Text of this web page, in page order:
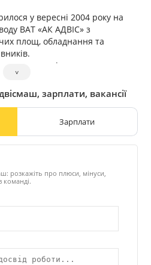
у вересні 2004 року на
ВАТ «АК АДВІС» з
площ, обладнання та
нашого підприємства
ремонтно-механічний завод»
нестандартного
чавунного та сталевого лиття.
дозволяє виконати
операції та термічну
класом точності.
та вдосконалювати
щоб максимально
Замовників у своєчасному
запчастин, не знижуючи при
що зрештою
ефективності Вашого
успішно працює з
України, Молдови, Грузії,
˅
зарплати, вакансії
Зарплати
розкажіть про плюси, мінуси,
команді.